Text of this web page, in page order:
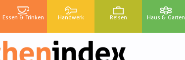
Essen & Trinken Handwerk Reisen Haus & Garten